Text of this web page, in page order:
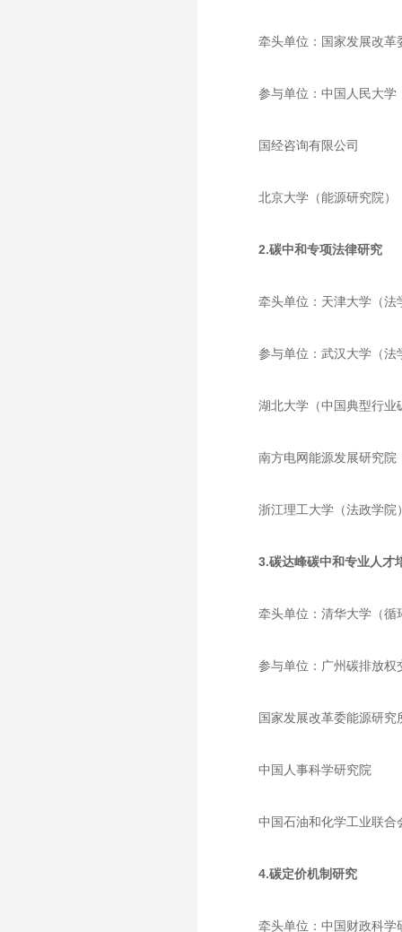
牵头单位：国家发展改革
参与单位：中国人民大学
国经咨询有限公司
北京大学（能源研究院）
2.碳中和专项法律研究
牵头单位：天津大学（法
参与单位：武汉大学（法
湖北大学（中国典型行业
南方电网能源发展研究院
浙江理工大学（法政学院
3.碳达峰碳中和专业人才
牵头单位：清华大学（循
参与单位：广州碳排放权
国家发展改革委能源研究
中国人事科学研究院
中国石油和化学工业联合
4.碳定价机制研究
牵头单位：中国财政科学